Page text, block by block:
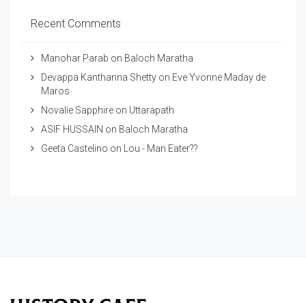
Recent Comments
Manohar Parab on Baloch Maratha
Devappa Kanthanna Shetty on Eve Yvonne Maday de
Maros
Novalie Sapphire on Uttarapath
ASIF HUSSAIN on Baloch Maratha
Geeta Castelino on Lou - Man Eater??